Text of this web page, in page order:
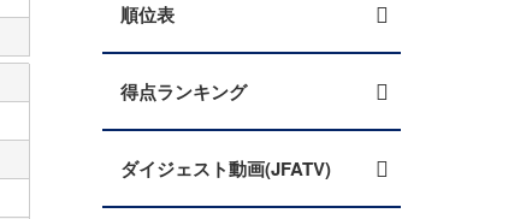
順位表
得点ランキング
ダイジェスト動画(JFATV)